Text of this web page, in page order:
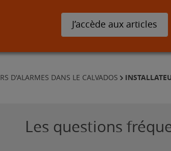
J’accède aux articles
D'ALARMES DANS LE CALVADOS
Les questions